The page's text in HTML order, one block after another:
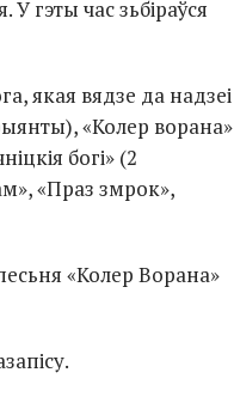
У гэты час зьбіраўся
якая вядзе да надзеі
«Колер ворана»
богі» (2
«Праз змрок»,
«Колер Ворана»